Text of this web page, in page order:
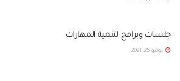
جلسات وبرامج لتنمية المهارات
يوليو 25, 2021